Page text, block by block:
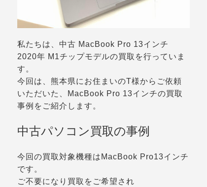
私たちは、中古 MacBook Pro 13インチ
2020年 M1チップモデルの買取を行っていま
す。
今回は、熊本県にお住まいのT様からご依頼
いただいた、MacBook Pro 13インチの買取
事例をご紹介します。
中古パソコン買取の事例
今回の買取対象機種はMacBook Pro13インチ
です。
ご不要になり買取をご希望され